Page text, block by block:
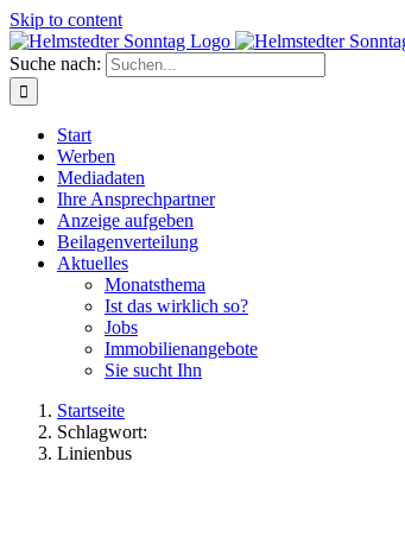
Skip to content
Suche nach:
Start
Werben
Mediadaten
Ihre Ansprechpartner
Anzeige aufgeben
Beilagenverteilung
Aktuelles
Monatsthema
Ist das wirklich so?
Jobs
Immobilienangebote
Sie sucht Ihn
Startseite
Schlagwort:
Linienbus